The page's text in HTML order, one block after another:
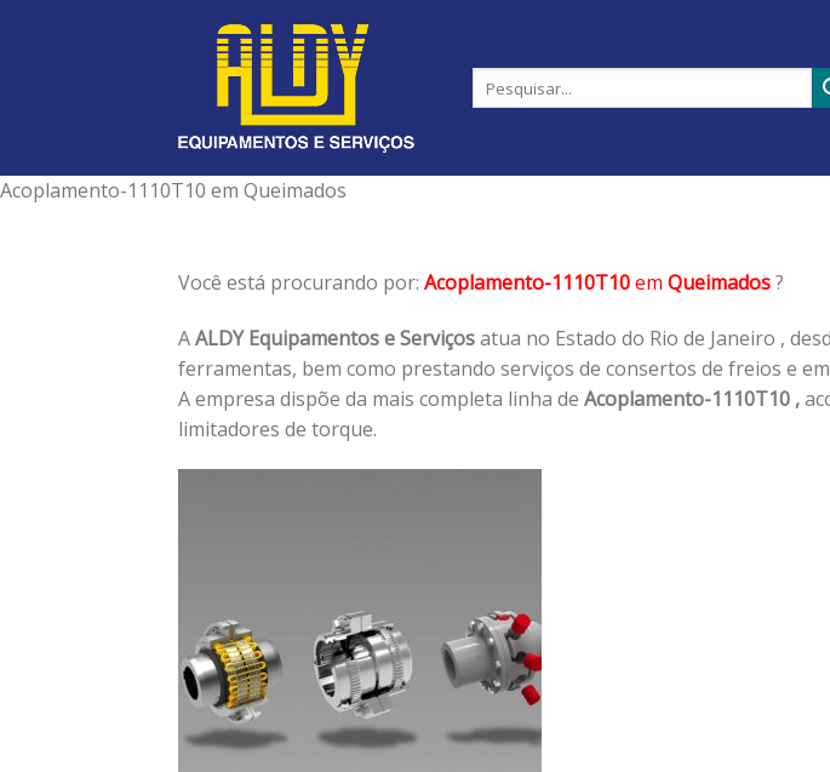
Acoplamento-1110T10 em Queimados
Você está procurando por: Acoplamento-1110T10em Queimados?
AALDY Equipamentos e Serviçosatua no Estado do Rio de Janeiro ,
ferramentas, bem como prestando serviços de consertos de freios e
A empresa dispõe da mais completa linha de Acoplamento-1110T10 ,
limitadores de torque.